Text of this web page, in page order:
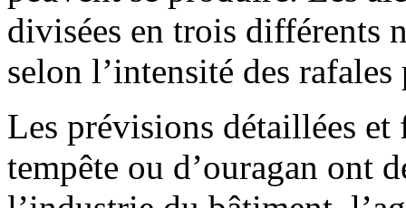
divisées en trois différents
selon l’intensité des rafales
Les prévisions détaillées et
tempête ou d’ouragan ont